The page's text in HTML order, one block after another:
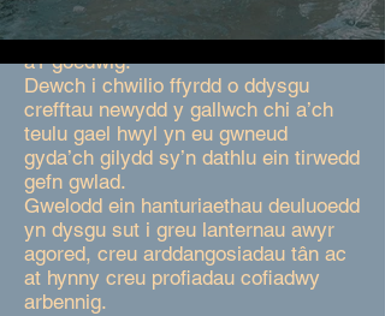
Dewch atom ni ar antur syrcas i’r
teulu i gyd, ar daith i’r byd y tu allan
a’r goedwig.
Dewch i chwilio ffyrdd o ddysgu
crefftau newydd y gallwch chi a’ch
teulu gael hwyl yn eu gwneud
gyda’ch gilydd sy’n dathlu ein tirwedd
gefn gwlad.
Gwelodd ein hanturiaethau deuluoedd
yn dysgu sut i greu lanternau awyr
agored, creu arddangosiadau tân ac
at hynny creu profiadau cofiadwy
arbennig.